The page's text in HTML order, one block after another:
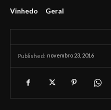
Vinhedo Geral
Published: novembro 23, 2016